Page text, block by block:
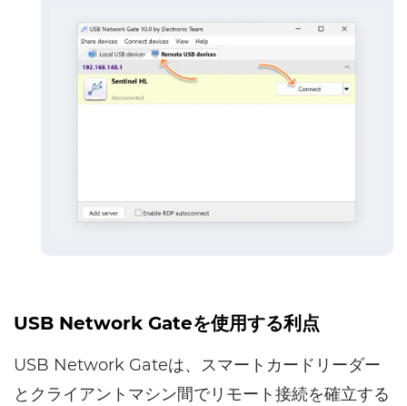
USB Network Gateを使用する利点
USB Network Gateは、スマートカードリーダー
とクライアントマシン間でリモート接続を確立する